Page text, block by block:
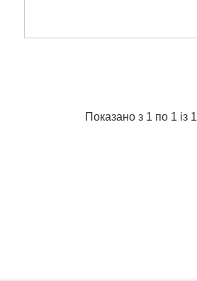
Показано з 1 по 1 із 1